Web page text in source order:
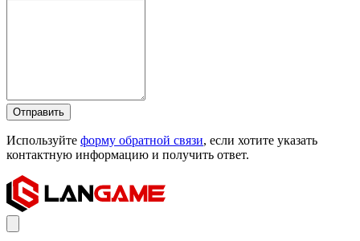
Отправить
Используйте форму обратной связи, если хотите указать
контактную информацию и получить ответ.